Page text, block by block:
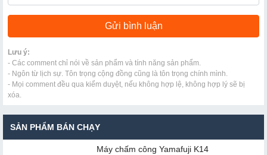
Lưu ý:
- Các comment chỉ nói về sản phẩm và tính năng sản phẩm.
- Ngôn từ lịch sự. Tôn trọng cộng đồng cũng là tôn trọng chính mình.
- Mọi comment đều qua kiểm duyệt, nếu không hợp lệ, không hợp lý sẽ bị
xóa.
SẢN PHẨM BÁN CHẠY
Máy chấm cô​ng Yamafuji K14